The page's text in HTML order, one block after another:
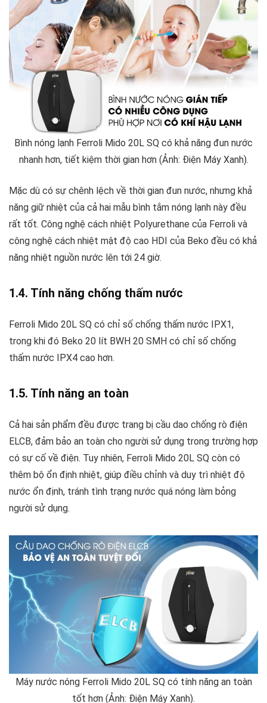
Bình nóng lạnh Ferroli Mido 20L SQ có khả năng đun nước
nhanh hơn, tiết kiệm thời gian hơn (Ảnh: Điện Máy Xanh).
Mặc dù có sự chênh lệch về thời gian đun nước, nhưng khả
năng giữ nhiệt của cả hai mẫu bình tắm nóng lạnh này đều
rất tốt. Công nghệ cách nhiệt Polyurethane của Ferroli và
công nghệ cách nhiệt mật độ cao HDI của Beko đều có khả
năng nhiệt nguồn nước lên tới 24 giờ.
1.4. Tính năng chống thấm nước
Ferroli Mido 20L SQ có chỉ số chống thấm nước IPX1,
trong khi đó Beko 20 lít BWH 20 SMH có chỉ số chống
thấm nước IPX4 cao hơn.
1.5. Tính năng an toàn
Cả hai sản phẩm đều được trang bị cầu dao chống rò điện
ELCB, đảm bảo an toàn cho người sử dụng trong trường hợp
có sự cố về điện. Tuy nhiên, Ferroli Mido 20L SQ còn có
thêm bộ ổn định nhiệt, giúp điều chỉnh và duy trì nhiệt độ
nước ổn định, tránh tình trạng nước quá nóng làm bỏng
người sử dụng.
Máy nước nóng Ferroli Mido 20L SQ có tính năng an toàn
tốt hơn (Ảnh: Điện Máy Xanh).